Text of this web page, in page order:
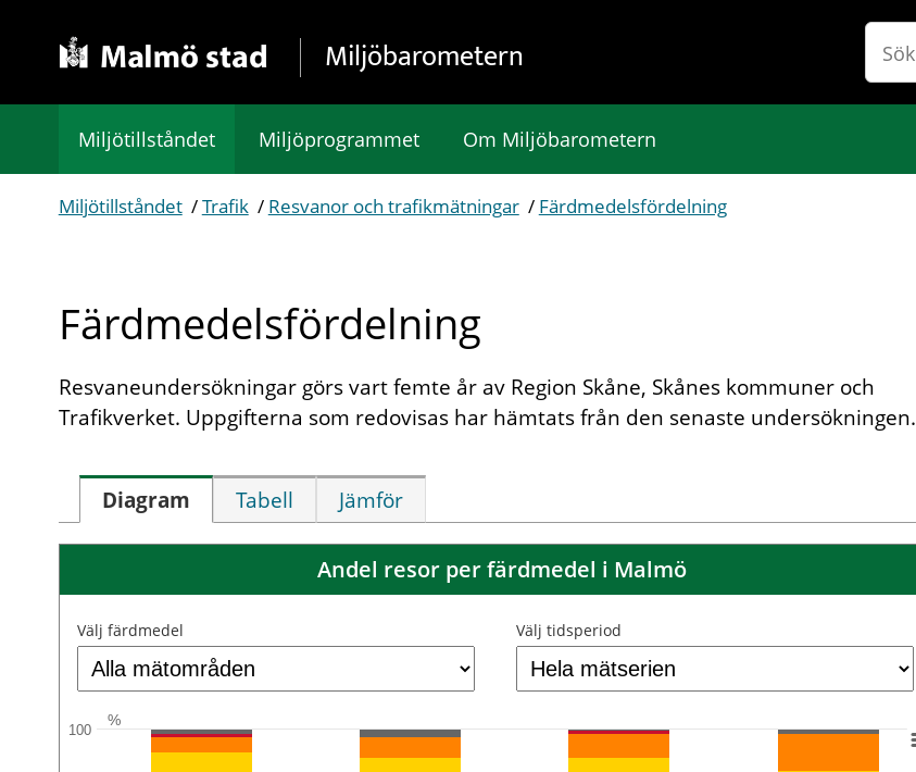
Miljöbarometern
Miljötillståndet Miljöprogrammet Om Miljöbarometern
Miljötillståndet /Trafik / Resvanor och trafikmätningar / Färdmedelsfördelning
Färdmedelsfördelning
Resvaneundersökningar görs vart femte år av Region Skåne, Skånes kommuner och
Trafikverket. Uppgifterna som redovisas har hämtats från den senaste undersökningen.
Diagram Tabell Jämför
Andel resor per färdmedel i Malmö
Välj färdmedel Välj tidsperiod
%
100